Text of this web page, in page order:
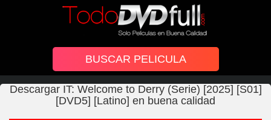
Descargar IT: Welcome to Derry (Serie) [2025] [S01]
[DVD5] [Latino] en buena calidad